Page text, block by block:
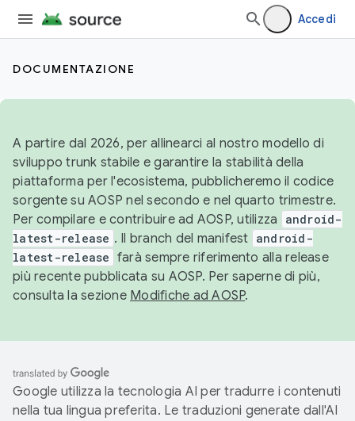
Accedi
DOCUMENTAZIONE
A partire dal 2026, per allinearci al nostro modello di
sviluppo trunk stabile e garantire la stabilità della
piattaforma per l'ecosistema, pubblicheremo il codice
sorgente su AOSP nel secondo e nel quarto trimestre.
Per compilare e contribuire ad AOSP, utilizza
android-
latest-release . Il branch del manifest android-
latest-release farà sempre riferimento alla release
più recente pubblicata su AOSP. Per saperne di più,
consulta la sezione Modifiche ad AOSP.
Google utilizza la tecnologia AI per tradurre i contenuti
nella tua lingua preferita. Le traduzioni generate dall'AI